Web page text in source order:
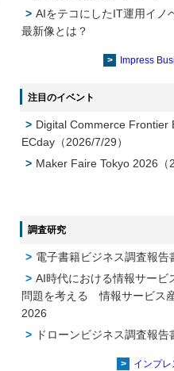
製造業の現場の暗黙知を
するためのナレッジ管理
Umios、消費者起点の販売
けたAIシステムを本格稼働
AIをテコにしたIT運用イノ
最新像とは？
Impress
注目のイベント
Digital Commerce Frontier
ECday（2026/7/29）
Maker Faire Tokyo 2026（
調査研究
電子書籍ビジネス調査報告
AI時代における情報サービ
問題を考える 情報サービス
2026
ドローンビジネス調査報告
インプ